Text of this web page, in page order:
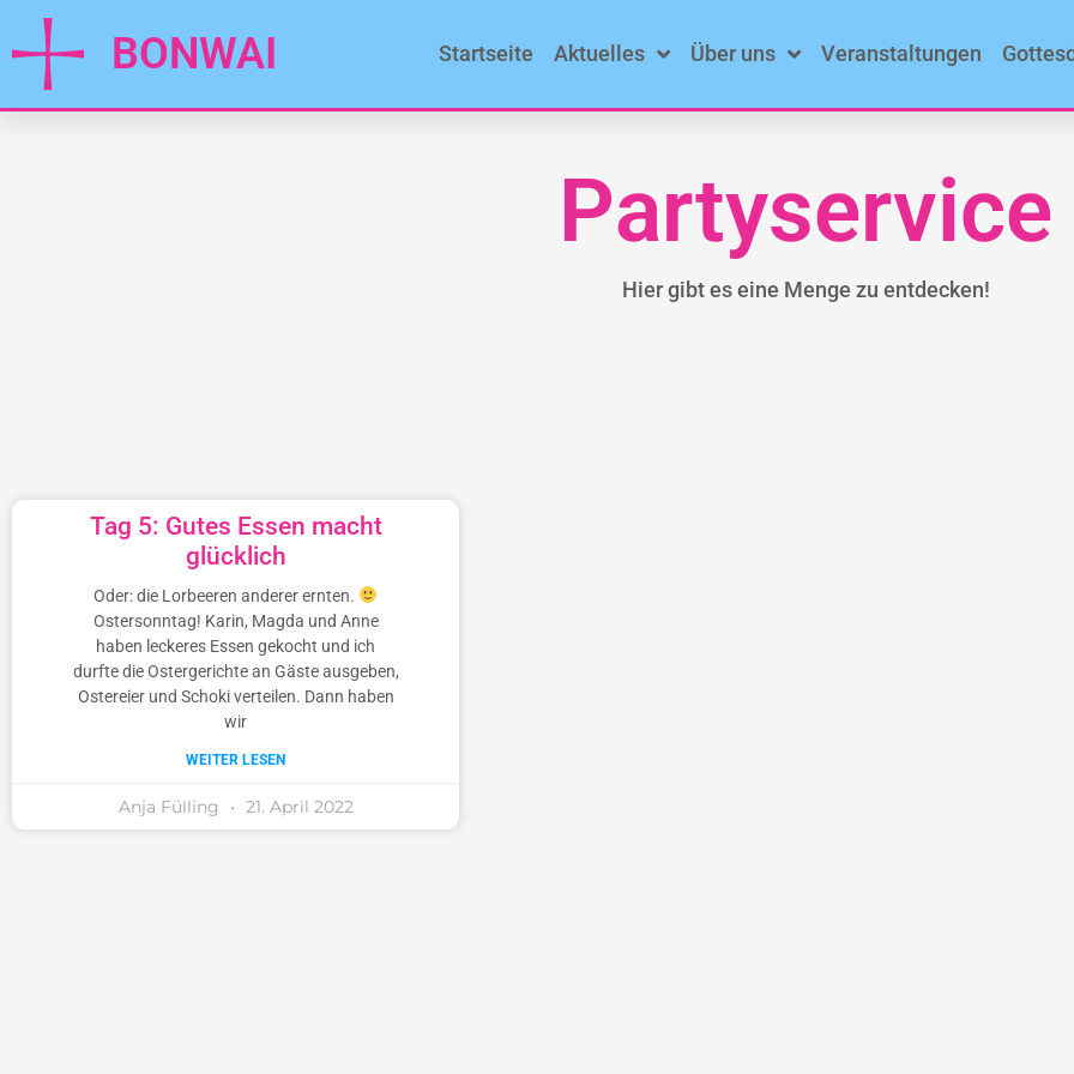
BONWAI Startseite Aktuelles Über uns Veranstaltungen
Partyservice
Hier gibt es eine Menge zu entdecken!
Tag 5: Gutes Essen macht
glücklich
Oder: die Lorbeeren anderer ernten.
Ostersonntag! Karin, Magda und Anne
haben leckeres Essen gekocht und ich
durfte die Ostergerichte an Gäste ausgeben,
Ostereier und Schoki verteilen. Dann haben
wir
WEITER LESEN
Anja Fülling 21. April 2022